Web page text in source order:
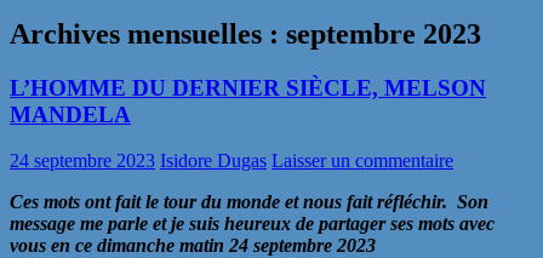
Archives mensuelles : septembre 2023
L’HOMME DU DERNIER SIÈCLE, MELSON
MANDELA
24 septembre 2023 Isidore Dugas Laisser un commentaire
Ces mots ont fait le tour du monde et nous fait réfléchir. Son
message me parle et je suis heureux de partager ses mots avec
vous en ce dimanche matin 24 septembre 2023